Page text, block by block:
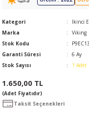
Kategori
İkinci
Marka
Viking
Stok Kodu
Garanti Süresi
6 Ay
Stok Sayısı
1 Adet
1.650,00 TL
(Adet Fiyatıdır)
Taksit Seçenekleri